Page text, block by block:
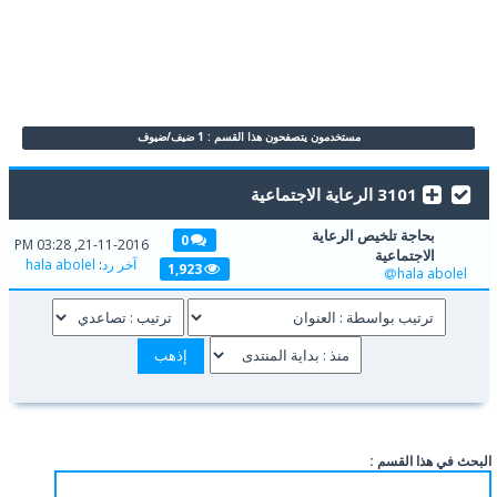
مستخدمون يتصفحون هذا القسم : 1 ضيف/ضيوف
3101 الرعاية الاجتماعية
بحاجة تلخيص الرعاية
الاجتماعية
hala abolel
0
1,923
21-11-2016, 03:28 PM
آخر رد:
hala abolel
البحث في هذا القسم :